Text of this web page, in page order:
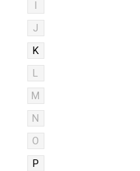
I
J
K
L
M
N
O
P